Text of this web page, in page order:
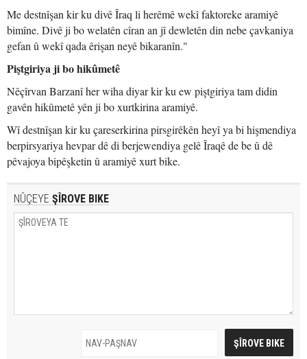
Me destnîşan kir ku divê Îraq li herêmê wekî faktoreke aramiyê
bimîne. Divê ji bo welatên cîran an jî dewletên din nebe çavkaniya
gefan û wekî qada êrişan neyê bikaranîn."
Piştgiriya ji bo hikûmetê
Nêçîrvan Barzanî her wiha diyar kir ku ew piştgiriya tam didin
gavên hikûmetê yên ji bo xurtkirina aramiyê.
Wî destnîşan kir ku çareserkirina pirsgirêkên heyî ya bi hişmendiya
berpirsyariya hevpar dê di berjewendiya gelê Îraqê de be û dê
pêvajoya bipêşketin û aramiyê xurt bike.
NÛÇEYE ŞÎROVE BIKE